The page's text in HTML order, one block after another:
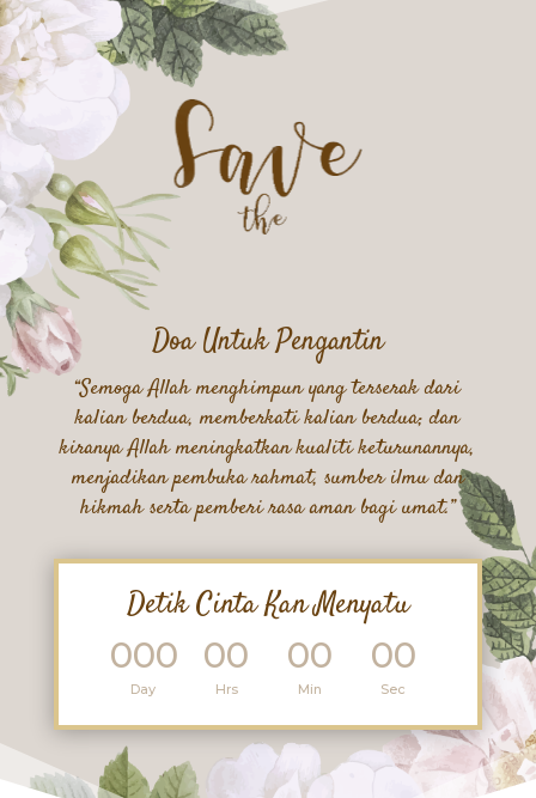
Doa Untuk Pengantin
“Semoga Allah menghimpun yang terserak dari
kalian berdua, memberkati kalian berdua; dan
kiranya Allah meningkatkan kualiti keturunannya,
menjadikan pembuka rahmat, sumber ilmu dan
hikmah serta pemberi rasa aman bagi umat.”
Detik Cinta Kan Menyatu
000
Day
00
Hrs
00
Min
00
Sec